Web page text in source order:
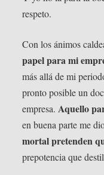
respeto.
Con los ánimos
papel para mi
más allá de mi
pronto posible un
empresa. Aquello
en buena parte me
mortal pretenden
prepotencia que